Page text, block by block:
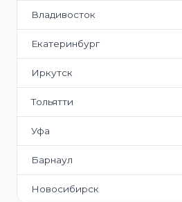
Владивосток
Екатеринбург
Иркутск
Тольятти
Уфа
Барнаул
Новосибирск